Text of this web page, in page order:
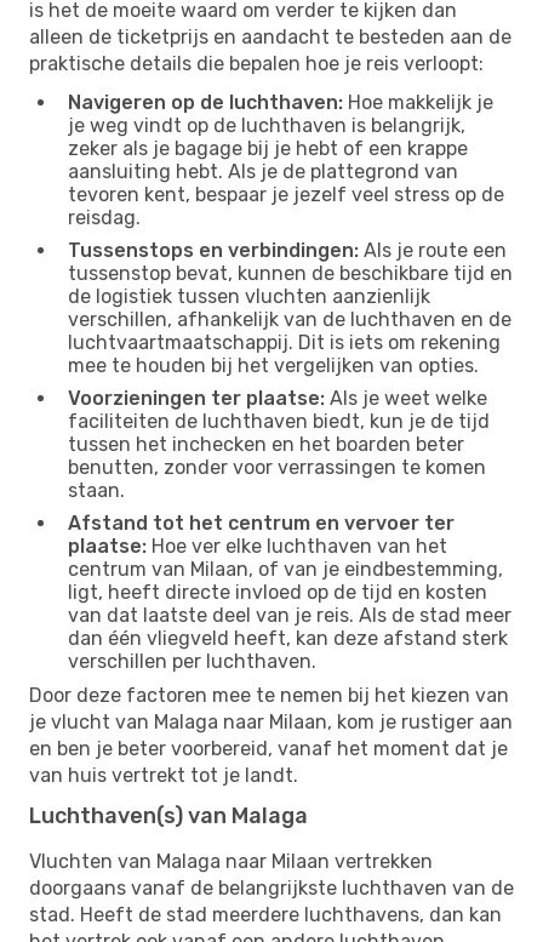
is het de moeite waard om verder te kijken dan
alleen de ticketprijs en aandacht te besteden aan de
praktische details die bepalen hoe je reis verloopt:
Navigeren op de luchthaven: Hoe makkelijk je
je weg vindt op de luchthaven is belangrijk,
zeker als je bagage bij je hebt of een krappe
aansluiting hebt. Als je de plattegrond van
tevoren kent, bespaar je jezelf veel stress op de
reisdag.
Tussenstops en verbindingen: Als je route een
tussenstop bevat, kunnen de beschikbare tijd en
de logistiek tussen vluchten aanzienlijk
verschillen, afhankelijk van de luchthaven en de
luchtvaartmaatschappij. Dit is iets om rekening
mee te houden bij het vergelijken van opties.
Voorzieningen ter plaatse: Als je weet welke
faciliteiten de luchthaven biedt, kun je de tijd
tussen het inchecken en het boarden beter
benutten, zonder voor verrassingen te komen
staan.
Afstand tot het centrum en vervoer ter
plaatse: Hoe ver elke luchthaven van het
centrum van Milaan, of van je eindbestemming,
ligt, heeft directe invloed op de tijd en kosten
van dat laatste deel van je reis. Als de stad meer
dan één vliegveld heeft, kan deze afstand sterk
verschillen per luchthaven.
Door deze factoren mee te nemen bij het kiezen van
je vlucht van Malaga naar Milaan, kom je rustiger aan
en ben je beter voorbereid, vanaf het moment dat je
van huis vertrekt tot je landt.
Luchthaven(s) van Malaga
Vluchten van Malaga naar Milaan vertrekken
doorgaans vanaf de belangrijkste luchthaven van de
stad. Heeft de stad meerdere luchthavens, dan kan